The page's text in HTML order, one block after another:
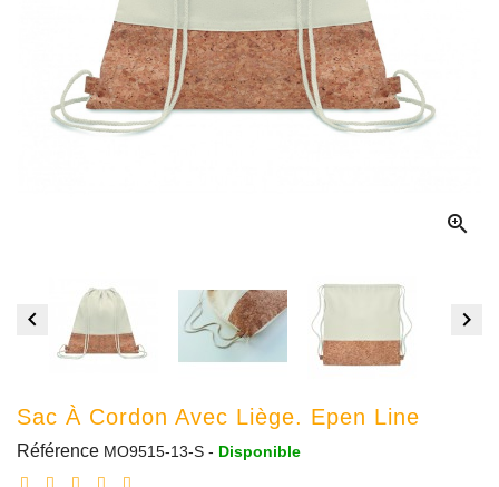

 
Sac À Cordon Avec Liège. Epen Line
Référence MO9515-13-S - Disponible